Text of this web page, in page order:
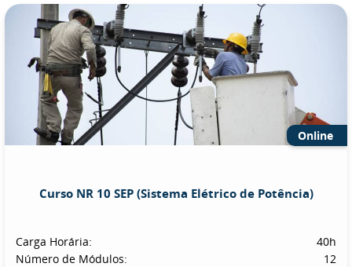
Online
Curso NR 10 SEP (Sistema Elétrico de Potência)
Carga Horária:
40h
Número de Módulos:
12